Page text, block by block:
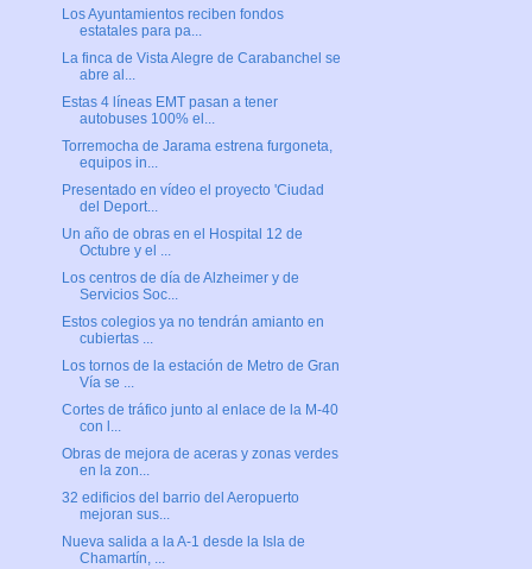
Los Ayuntamientos reciben fondos
estatales para pa...
La finca de Vista Alegre de Carabanchel se
abre al...
Estas 4 líneas EMT pasan a tener
autobuses 100% el...
Torremocha de Jarama estrena furgoneta,
equipos in...
Presentado en vídeo el proyecto 'Ciudad
del Deport...
Un año de obras en el Hospital 12 de
Octubre y el ...
Los centros de día de Alzheimer y de
Servicios Soc...
Estos colegios ya no tendrán amianto en
cubiertas ...
Los tornos de la estación de Metro de Gran
Vía se ...
Cortes de tráfico junto al enlace de la M-40
con l...
Obras de mejora de aceras y zonas verdes
en la zon...
32 edificios del barrio del Aeropuerto
mejoran sus...
Nueva salida a la A-1 desde la Isla de
Chamartín, ...